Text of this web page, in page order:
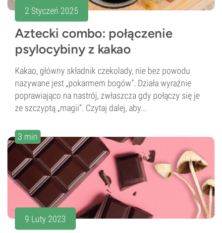
2 Styczeń 2025
Aztecki combo: połączenie
psylocybiny z kakao
Kakao, główny składnik czekolady, nie bez powodu
nazywane jest „pokarmem bogów”. Działa wyraźnie
poprawiająco na nastrój, zwłaszcza gdy połączy się je
ze szczyptą „magii”. Czytaj dalej, aby...
3 min
9 Luty 2023